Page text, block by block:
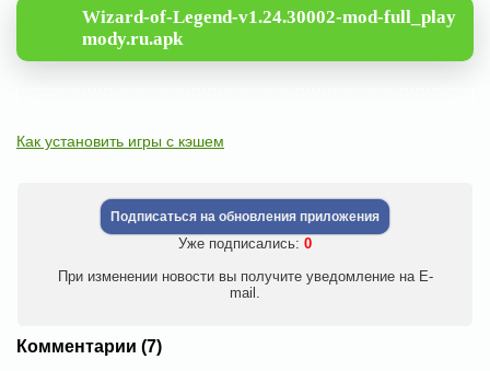
Wizard-of-Legend-v1.24.30002-mod-full_play
mody.ru.apk
Как установить игры с кэшем
Подписаться на обновления приложения
Уже подписались: 0
При изменении новости вы получите уведомление на E-
mail.
Комментарии (7)